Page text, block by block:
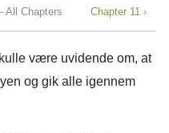
All Chapters Chapter 11 ›
være uvidende om, at
og gik alle igennem